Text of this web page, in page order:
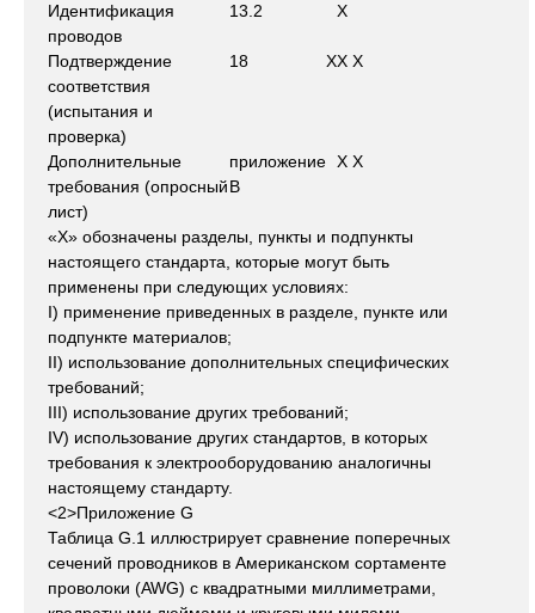
Идентификация
проводов
13.2 X
Подтверждение
соответствия
(испытания и
проверка)
18 XX X
Дополнительные
требования (опросный
лист)
приложение
В
X X
«X» обозначены разделы, пункты и подпункты
настоящего стандарта, которые могут быть
применены при следующих условиях:
I) применение приведенных в разделе, пункте или
подпункте материалов;
II) использование дополнительных специфических
требований;
III) использование других требований;
IV) использование других стандартов, в которых
требования к электрооборудованию аналогичны
настоящему стандарту.
<2>Приложение G
Таблица G.1 иллюстрирует сравнение поперечных
сечений проводников в Американском сортаменте
проволоки (AWG) с квадратными миллиметрами,